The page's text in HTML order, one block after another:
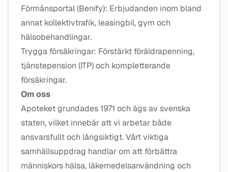
Förmånsportal (Benify): Erbjudanden inom bland
annat kollektivtrafik, leasingbil, gym och
hälsobehandlingar.
Trygga försäkringar: Förstärkt föräldrapenning,
tjänstepension (ITP) och kompletterande
försäkringar.
Om oss
Apoteket grundades 1971 och ägs av svenska
staten, vilket innebär att vi arbetar både
ansvarsfullt och långsiktigt. Vårt viktiga
samhällsuppdrag handlar om att förbättra
människors hälsa, läkemedelsanvändning och